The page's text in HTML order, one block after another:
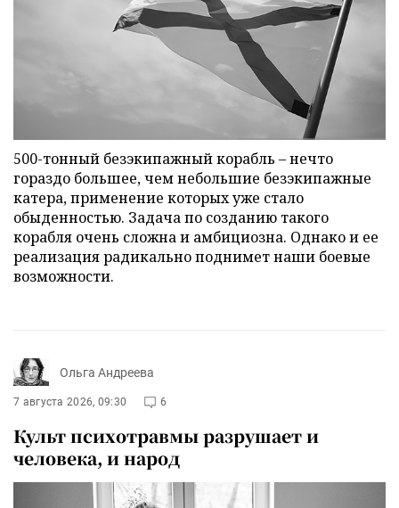
500-тонный безэкипажный корабль – нечто
гораздо большее, чем небольшие безэкипажные
катера, применение которых уже стало
обыденностью. Задача по созданию такого
корабля очень сложна и амбициозна. Однако и ее
реализация радикально поднимет наши боевые
возможности.
Ольга Андреева
7 августа 2026, 09:30 6
Культ психотравмы разрушает и
человека, и народ